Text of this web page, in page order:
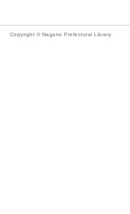
Copyright © Nagano Prefectural Library